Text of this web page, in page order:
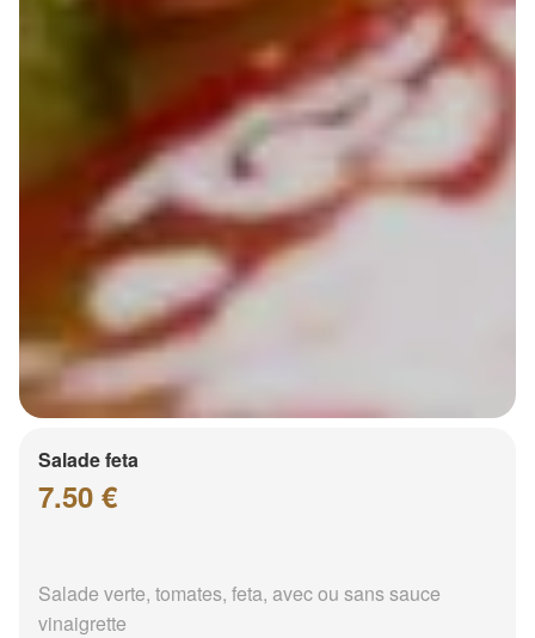
Salade feta
7.50 €
Salade verte, tomates, feta, avec ou sans sauce
vinaigrette